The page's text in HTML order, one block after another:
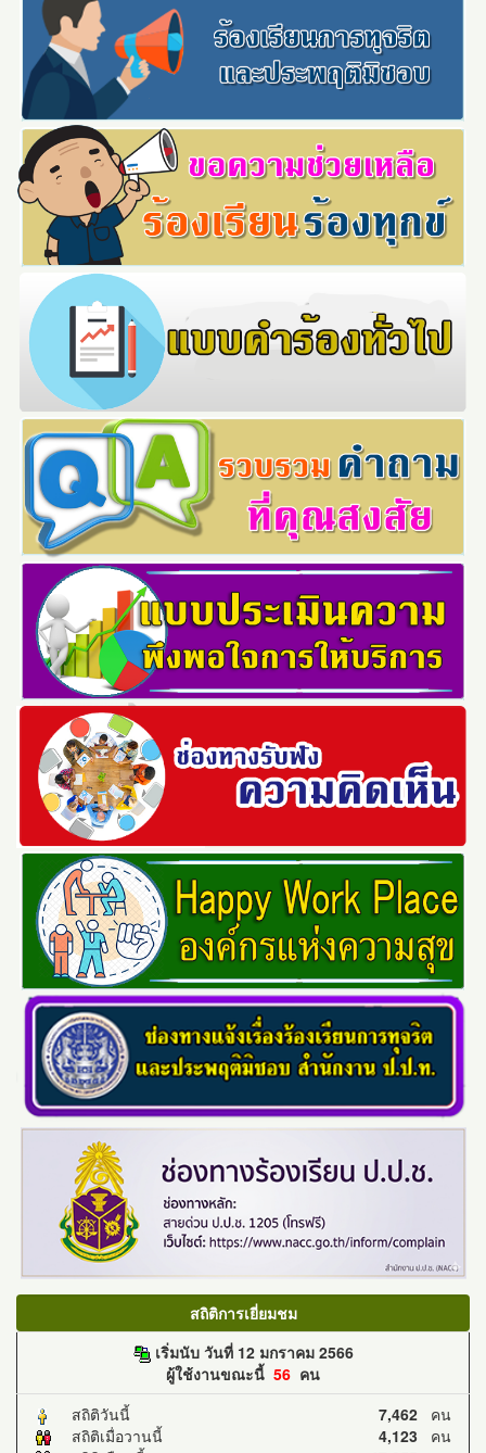
สถิติการเยี่ยมชม
เริ่มนับ วันที่ 12 มกราคม 2566
ผู้ใช้งานขณะนี้ 56 คน
สถิติวันนี้
7,462 คน
สถิติเมื่อวานนี้
4,123 คน